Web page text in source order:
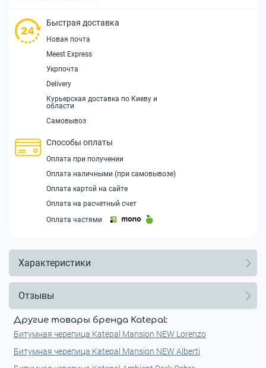
Быстрая доставка
Новая почта
Meest Express
Укрпочта
Delivery
Курьерская доставка по Киеву и
области
Самовывоз
Способы оплаты
Оплата при получении
Оплата наличными (при самовывозе)
Оплата картой на сайте
Оплата на расчетный счет
Оплата частями
Характеристики
Отзывы
Другие товары бренда Katepal:
Битумная черепица Katepal Mansion NEW Lorenzo
Битумная черепица Katepal Mansion NEW Alberti